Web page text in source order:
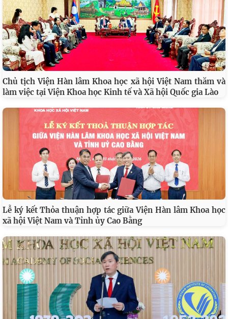
Chủ tịch Viện Hàn lâm Khoa học xã hội Việt Nam thăm và
làm việc tại Viện Khoa học Kinh tế và Xã hội Quốc gia Lào
Lễ ký kết Thỏa thuận hợp tác giữa Viện Hàn lâm Khoa học
xã hội Việt Nam và Tỉnh ủy Cao Bằng